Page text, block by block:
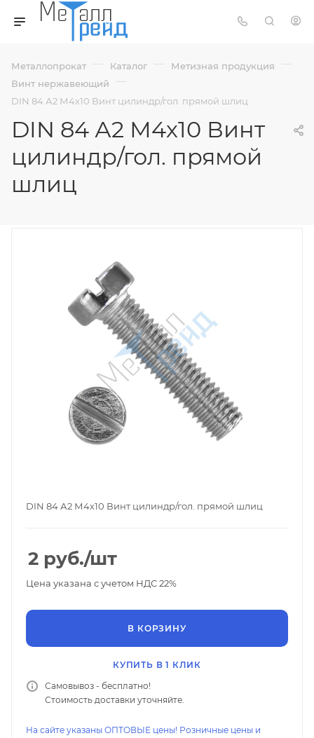
Металлопрокат — Каталог — Метизная продукция —
Винт нержавеющий —
DIN 84 А2 М4х10 Винт цилиндр/гол. прямой шлиц
DIN 84 А2 М4х10 Винт
цилиндр/гол. прямой
шлиц
DIN 84 А2 М4х10 Винт цилиндр/гол. прямой шлиц
2 руб./шт
Цена указана с учетом НДС 22%
В КОРЗИНУ
КУПИТЬ В 1 КЛИК
Самовывоз - бесплатно!
Стоимость доставки уточняйте.
На сайте указаны ОПТОВЫЕ цены! Розничные цены и